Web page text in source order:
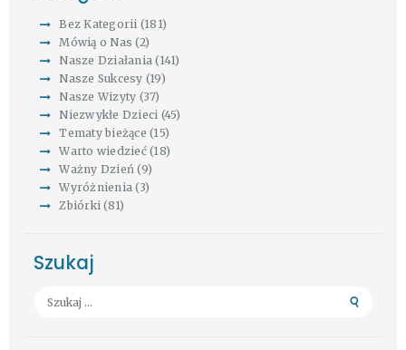
Bez Kategorii (181)
Mówią o Nas (2)
Nasze Działania (141)
Nasze Sukcesy (19)
Nasze Wizyty (37)
Niezwykłe Dzieci (45)
Tematy bieżące (15)
Warto wiedzieć(18)
Ważny Dzień (9)
Wyróżnienia (3)
Zbiórki (81)
Szukaj
Szukaj: